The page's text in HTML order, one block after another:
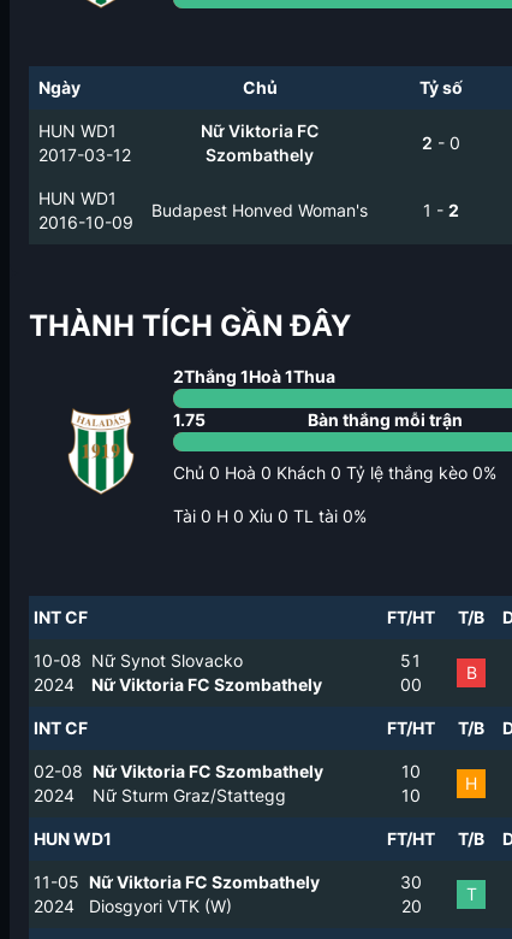
Ngày Chủ Tỷ số
HUN WD1
2017-03-12
Nữ Viktoria FC
Szombathely
2 - 0
HUN WD1
2016-10-09
Budapest Honved Woman's 1 - 2
THÀNH TÍCH GẦN ĐÂY
2Thắng 1Hoà1Thua
1.75 Bàn thắng mỗi trận
Chủ 0 Hoà 0 Khách 0 Tỷ lệ thắng kèo 0%
Tài 0 H 0 Xỉu 0 TL tài 0%
INT CF FT/HT T/B
10-08
2024
Nữ Synot Slovacko
Nữ Viktoria FC Szombathely
5
0
1
0
B
INT CF FT/HT T/B
02-08
2024
Nữ Viktoria FC Szombathely
Nữ Sturm Graz/Stattegg
1
1
0
0
H
HUN WD1 FT/HT T/B
11-05
2024
Nữ Viktoria FC Szombathely
Diosgyori VTK (W)
3
2
0
0
T